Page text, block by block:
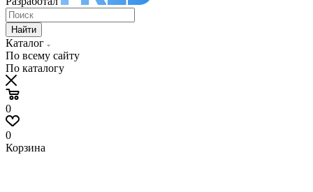
Найти
Каталог
По всему сайту
По каталогу
0
0
Корзина